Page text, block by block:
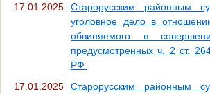
17.01.2025
Старорусским районным
уголовное дело в
обвиняемого в
предусмотренных ч. 2 ст.
РФ.
17.01.2025
Старорусским районным